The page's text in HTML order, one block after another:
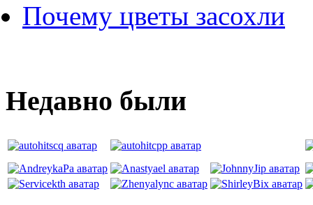
Почему цветы засохли
Недавно были